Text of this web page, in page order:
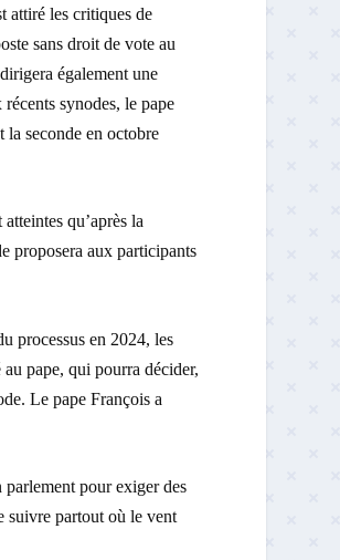
attiré les critiques de
sans droit de vote au
également une
synodes, le pape
la seconde en octobre
qu’après la
proposera aux participants
processus en 2024, les
pape, qui pourra décider,
Le pape François a
pour exiger des
suivre partout où le vent